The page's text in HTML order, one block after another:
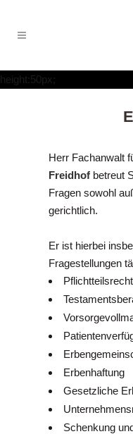
height:50px;
Herr Fachanwalt
Freidhof betreut
Fragen sowohl
gerichtlich.
Er ist hierbei
Fragestellungen
Pflichtteilsrecht
Erbenhaftung
Gesetzliche
Schenkung